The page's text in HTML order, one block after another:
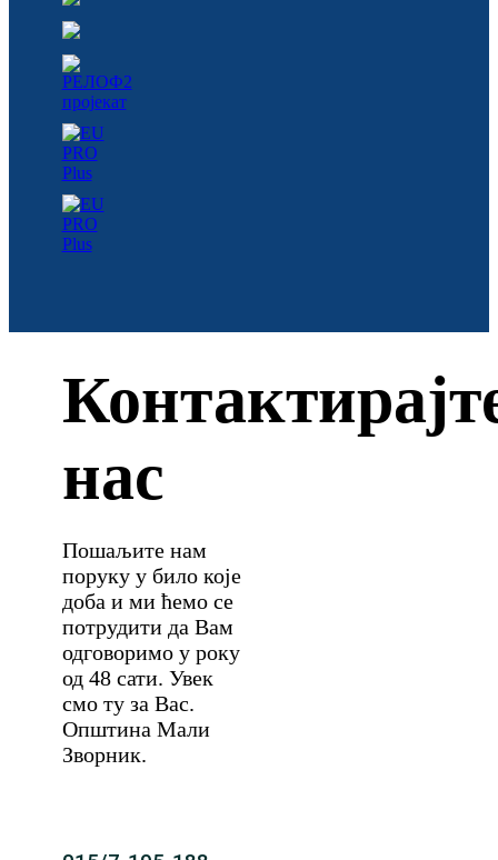
нас
Пошаљите нам
поруку у било које
доба и ми ћемо се
потрудити да Вам
одговоримо у року
од 48 сати. Увек
смо ту за Вас.
Општина Мали
Зворник.